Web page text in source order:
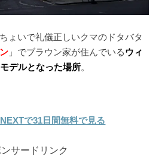
ょいで礼儀正しいクマのドタバタ
」でブラウン家が住んでいるウィ
デルとなった場所。
で31日間無料で見る
サードリンク